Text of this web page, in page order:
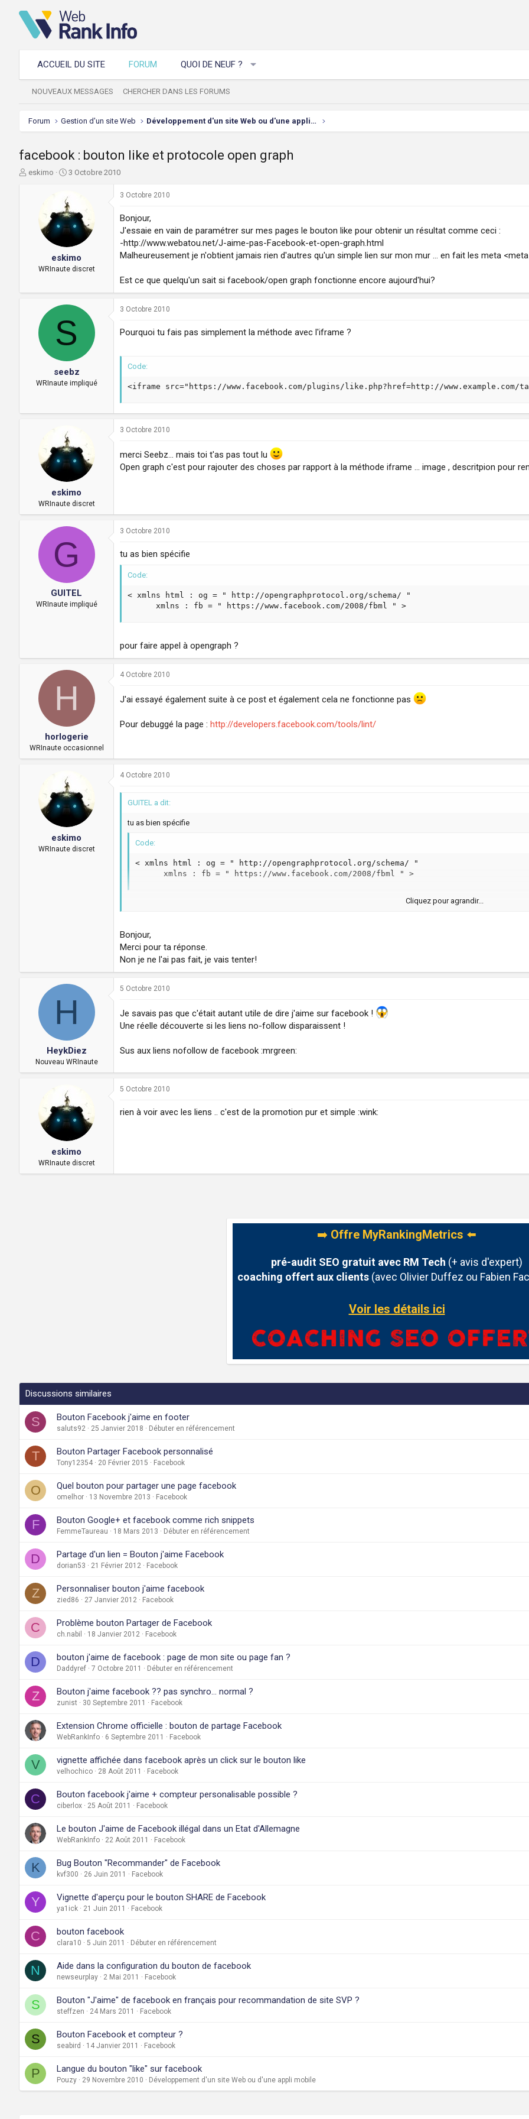
ACCUEIL DU SITE FORUM QUOI DE NEUF ?
NOUVEAUX MESSAGES CHERCHER DANS LES FORUMS
Forum Gestion d'un site Web Développement d'un site Web ou d'une appli mobile
facebook : bouton like et protocole open graph
A
eskimo
D
e
d
é
b
u
3 Octobre 2010
eskimo
WRInaute discret
3 Octobre 2010
Bonjour,
J'essaie en vain de paramétrer sur mes pages le bouton like pour obtenir un résultat comme ceci :
-http://www.webatou.net/J-aime-pas-Facebook-et-open-graph.html
Malheureusement je n'obtient jamais rien d'autres qu'un simple lien sur mon mur ... en fait les meta
Est ce que quelqu'un sait si facebook/open graph fonctionne encore aujourd'hui?
S
seebz
WRInaute impliqué
3 Octobre 2010
Pourquoi tu fais pas simplement la méthode avec l'iframe ?
Code:
<iframe src="https://www.facebook.com/plugins/like.php?href=http://www.example.com/
eskimo
WRInaute discret
3 Octobre 2010
merci Seebz... mais toi t'as pas tout lu
Open graph c'est pour rajouter des choses par rapport à la méthode iframe ... image , descritpion pour
G
GUITEL
WRInaute impliqué
3 Octobre 2010
tu as bien spécifie
Code:
< xmlns html : og = " http://opengraphprotocol.org/schema/ "
      xmlns : fb = " https://www.facebook.com/2008/fbml " >
pour faire appel à opengraph ?
H
horlogerie
WRInaute occasionnel
4 Octobre 2010
J'ai essayé également suite à ce post et également cela ne fonctionne pas
Pour debuggé la page : http://developers.facebook.com/tools/lint/
eskimo
WRInaute discret
4 Octobre 2010
GUITEL a dit:
tu as bien spécifie
Code:
< xmlns html : og = " http://opengraphprotocol.org/schema/ "
      xmlns : fb = " https://www.facebook.com/2008/fbml " >
Cliquez pour agrandir...
Bonjour,
Merci pour ta réponse.
Non je ne l'ai pas fait, je vais tenter!
H
HeykDiez
Nouveau WRInaute
5 Octobre 2010
Je savais pas que c'était autant utile de dire j'aime sur facebook !
Une réelle découverte si les liens no-follow disparaissent !
Sus aux liens nofollow de facebook :mrgreen:
eskimo
WRInaute discret
5 Octobre 2010
rien à voir avec les liens .. c'est de la promotion pur et simple :wink:
➡️ Offre MyRankingMetrics ⬅️
pré-audit SEO gratuit avec RM Tech (+ avis d'expert)
coaching offert aux clients(avec Olivier Duffez ou Fabien
Voir les détails ici
Discussions similaires
S Bouton Facebook j'aime en footer
saluts92 25 Janvier 2018 Débuter en référencement
T Bouton Partager Facebook personnalisé
Tony12354 20 Février 2015 Facebook
O Quel bouton pour partager une page facebook
omelhor 13 Novembre 2013 Facebook
F Bouton Google+ et facebook comme rich snippets
FemmeTaureau 18 Mars 2013 Débuter en référencement
D Partage d'un lien = Bouton j'aime Facebook
dorian53 21 Février 2012 Facebook
Z Personnaliser bouton j'aime facebook
zied86 27 Janvier 2012 Facebook
C Problème bouton Partager de Facebook
ch.nabil 18 Janvier 2012 Facebook
D bouton j'aime de facebook : page de mon site ou page fan ?
Daddyref 7 Octobre 2011 Débuter en référencement
Z Bouton j'aime facebook ?? pas synchro... normal ?
zunist 30 Septembre 2011 Facebook
Extension Chrome officielle : bouton de partage Facebook
WebRankInfo 6 Septembre 2011 Facebook
V vignette affichée dans facebook après un click sur le bouton like
velhochico 28 Août 2011 Facebook
C Bouton facebook j'aime + compteur personalisable possible ?
ciberlox 25 Août 2011 Facebook
Le bouton J'aime de Facebook illégal dans un Etat d'Allemagne
WebRankInfo 22 Août 2011 Facebook
K Bug Bouton "Recommander" de Facebook
kvf300 26 Juin 2011 Facebook
Y Vignette d'aperçu pour le bouton SHARE de Facebook
ya1ick 21 Juin 2011 Facebook
C bouton facebook
clara10 5 Juin 2011 Débuter en référencement
N Aide dans la configuration du bouton de facebook
newseurplay 2 Mai 2011 Facebook
S Bouton "J'aime" de facebook en français pour recommandation de site SVP ?
steffzen 24 Mars 2011 Facebook
S Bouton Facebook et compteur ?
seabird 14 Janvier 2011 Facebook
P Langue du bouton "like" sur facebook
Pouzy 29 Novembre 2010 Développement d'un site Web ou d'une appli mobile